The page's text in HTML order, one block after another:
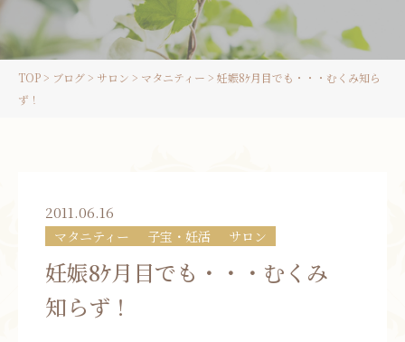
スクール受講生の方へ
お問い合わせ
TOP> ブログ> サロン > マタニティー > 妊娠8ｹ月目でも・・・むくみ知ら
ず！
2011.06.16
マタニティー 子宝・妊活 サロン
妊娠8ｹ月目でも・・・むくみ
知らず！